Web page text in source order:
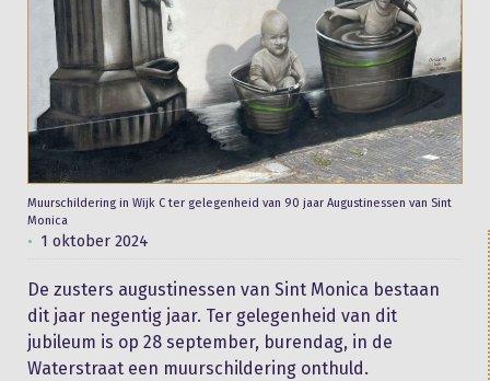
Muurschildering in Wijk C ter gelegenheid van 90 jaar Augustinessen van Sint
Monica
1 oktober 2024
De zusters augustinessen van Sint Monica bestaan
dit jaar negentig jaar. Ter gelegenheid van dit
jubileum is op 28 september, burendag, in de
Waterstraat een muurschildering onthuld.